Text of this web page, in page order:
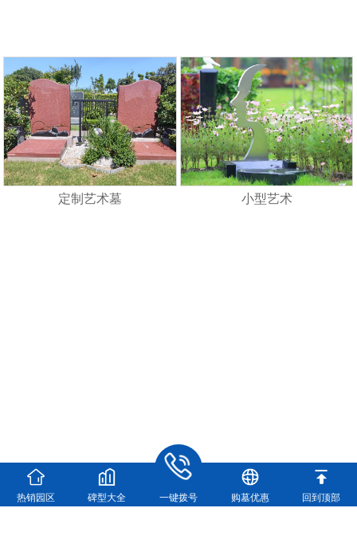
定制艺术墓 小型艺术
热销园区 碑型大全 一键拨号 购墓优惠 回到顶部